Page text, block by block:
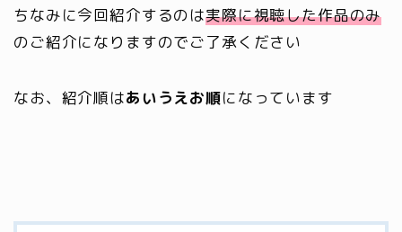
ちなみに今回紹介するのは実際に視聴した作品のみ
のご紹介になりますのでご了承ください
なお、紹介順はあいうえお順になっています